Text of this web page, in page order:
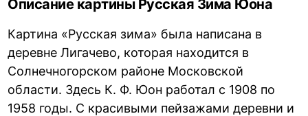
Описание картины Русская Зима Юона
Картина «Русская зима» была написана в
деревне Лигачево, которая находится в
Солнечногорском районе Московской
области. Здесь К. Ф. Юон работал с 1908 по
1958 годы. С красивыми пейзажами деревни и